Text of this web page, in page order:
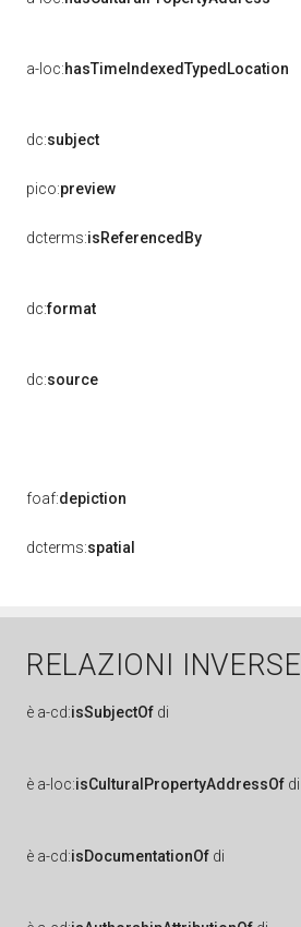
a-loc:hasTimeIndexedTypedLocation
dc:subject
pico:preview
dcterms:isReferencedBy
dc:format
dc:source
foaf:depiction
dcterms:spatial
RELAZIONI INVERSE
è a-cd:isSubjectOf di
è a-loc:isCulturalPropertyAddressOf di
è a-cd:isDocumentationOf di